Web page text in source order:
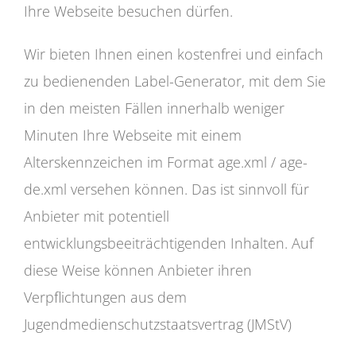
Ihre Webseite besuchen dürfen.
Wir bieten Ihnen einen kostenfrei und einfach
zu bedienenden Label-Generator, mit dem Sie
in den meisten Fällen innerhalb weniger
Minuten Ihre Webseite mit einem
Alterskennzeichen im Format age.xml / age-
de.xml versehen können. Das ist sinnvoll für
Anbieter mit potentiell
entwicklungsbeeiträchtigenden Inhalten. Auf
diese Weise können Anbieter ihren
Verpflichtungen aus dem
Jugendmedienschutzstaatsvertrag (JMStV)